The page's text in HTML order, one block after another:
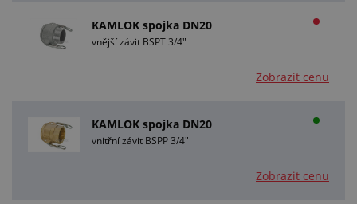
KAMLOK spojka DN20
vnější závit BSPT 3/4"
Zobrazit cenu
KAMLOK spojka DN20
vnitřní závit BSPP 3/4"
Zobrazit cenu